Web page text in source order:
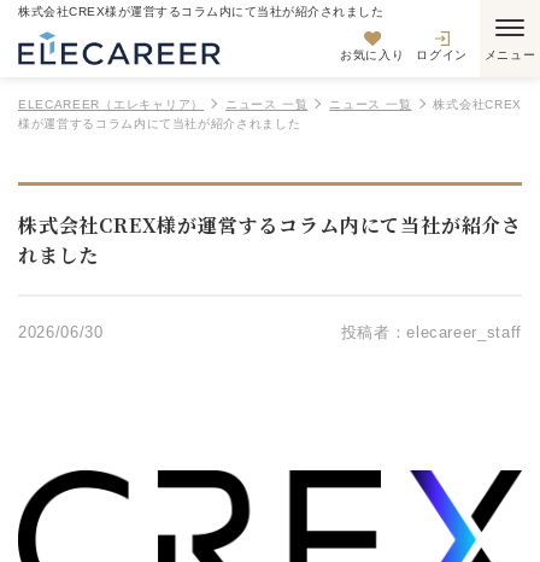
株式会社CREX様が運営するコラム内にて当社が紹介されました
お気に入り ログイン
ELECAREER（エレキャリア） ニュース 一覧 ニュース 一覧
株式会社CREX
様が運営するコラム内にて当社が紹介されました
株式会社CREX様が運営するコラム内にて当社が紹介さ
れました
2026/06/30 投稿者：elecareer_staff